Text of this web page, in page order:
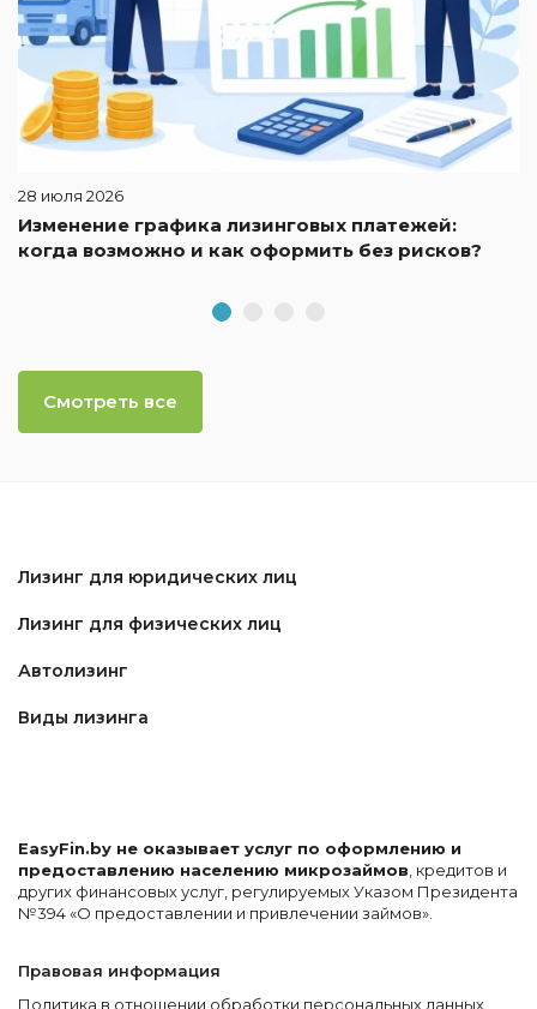
28 июля 2026
Изменение графика лизинговых платежей:
когда возможно и как оформить без рисков?
Смотреть все
Лизинг для юридических лиц
Лизинг для физических лиц
Автолизинг
Виды лизинга
EasyFin.by не оказывает услуг по оформлению и
предоставлению населению микрозаймов , кредитов и
других финансовых услуг, регулируемых Указом Президента
№394 «О предоставлении и привлечении займов».
Правовая информация
Политика в отношении обработки персональных данных